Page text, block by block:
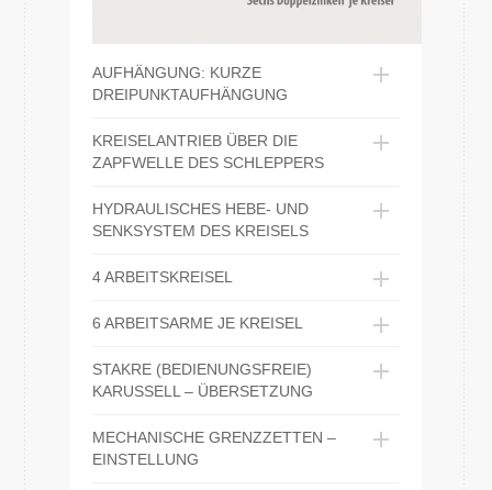
AUFHÄNGUNG: KURZE
DREIPUNKTAUFHÄNGUNG
KREISELANTRIEB ÜBER DIE
ZAPFWELLE DES SCHLEPPERS
HYDRAULISCHES HEBE- UND
SENKSYSTEM DES KREISELS
4 ARBEITSKREISEL
6 ARBEITSARME JE KREISEL
STAKRE (BEDIENUNGSFREIE)
KARUSSELL – ÜBERSETZUNG
MECHANISCHE GRENZZETTEN –
EINSTELLUNG